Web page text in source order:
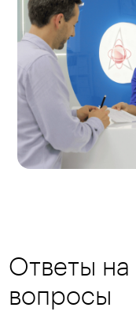
Ответы
вопросы